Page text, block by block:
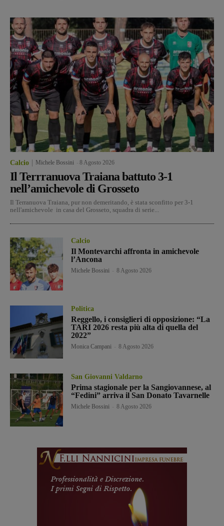
Calcio Michele Bossini 8 Agosto 2026
Il Terrranuova Traiana battuto 3-1
nell’amichevole di Grosseto
Il Terranuova Traiana, pur non demeritando, è stata sconfitto per 3-1
nell'amichevole in casa del Grosseto, squadra di serie...
Calcio
Il Montevarchi affronta in amichevole
l’Ancona
Michele Bossini 8 Agosto 2026
Politica
Reggello, i consiglieri di opposizione: “La
TARI 2026 resta più alta di quella del
2022”
Monica Campani 8 Agosto 2026
San Giovanni Valdarno
Prima stagionale per la Sangiovannese, al
“Fedini” arriva il San Donato Tavarnelle
Michele Bossini 8 Agosto 2026